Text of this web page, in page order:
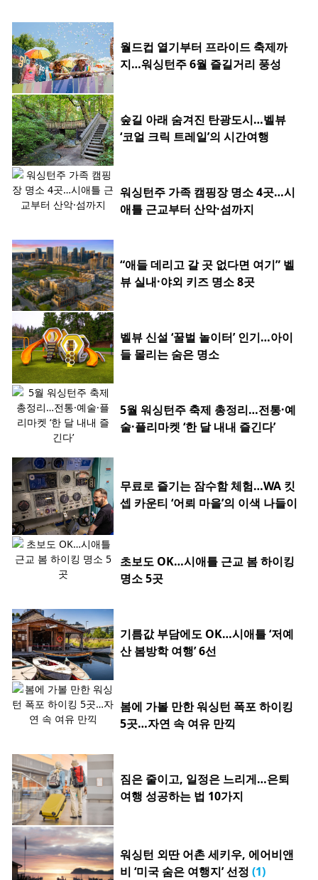
월드컵 열기부터 프라이드 축제까
지…워싱턴주 6월 즐길거리 풍성
숲길 아래 숨겨진 탄광도시…벨뷰
‘코얼 크릭 트레일’의 시간여행
워싱턴주 가족 캠핑장 명소 4곳…시
애틀 근교부터 산악·섬까지
“애들 데리고 갈 곳 없다면 여기” 벨
뷰 실내·야외 키즈 명소 8곳
벨뷰 신설 ‘꿀벌 놀이터’ 인기…아이
들 몰리는 숨은 명소
5월 워싱턴주 축제 총정리…전통·예
술·플리마켓 ‘한 달 내내 즐긴다’
무료로 즐기는 잠수함 체험…WA 킷
셉 카운티 ‘어뢰 마을’의 이색 나들이
초보도 OK…시애틀 근교 봄 하이킹
명소 5곳
기름값 부담에도 OK…시애틀 ‘저예
산 봄방학 여행’ 6선
봄에 가볼 만한 워싱턴 폭포 하이킹
5곳…자연 속 여유 만끽
짐은 줄이고, 일정은 느리게…은퇴
여행 성공하는 법 10가지
워싱턴 외딴 어촌 세키우, 에어비앤
비 ‘미국 숨은 여행지’ 선정 (1)